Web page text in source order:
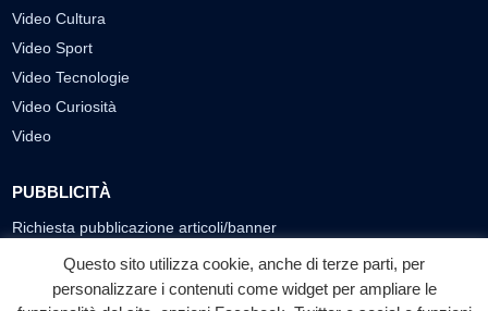
Video Cultura
Video Sport
Video Tecnologie
Video Curiosità
Video
PUBBLICITÀ
Richiesta pubblicazione articoli/banner
SEGUICI SUI SOCIAL
Questo sito utilizza cookie, anche di terze parti, per
personalizzare i contenuti come widget per ampliare le